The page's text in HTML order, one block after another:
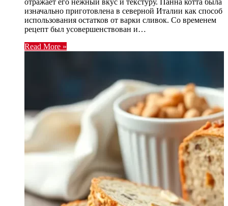
отражает его нежный вкус и текстуру. Панна котта была
изначально приготовлена в северной Италии как способ
использования остатков от варки сливок. Со временем
рецепт был усовершенствован и…
Read More »